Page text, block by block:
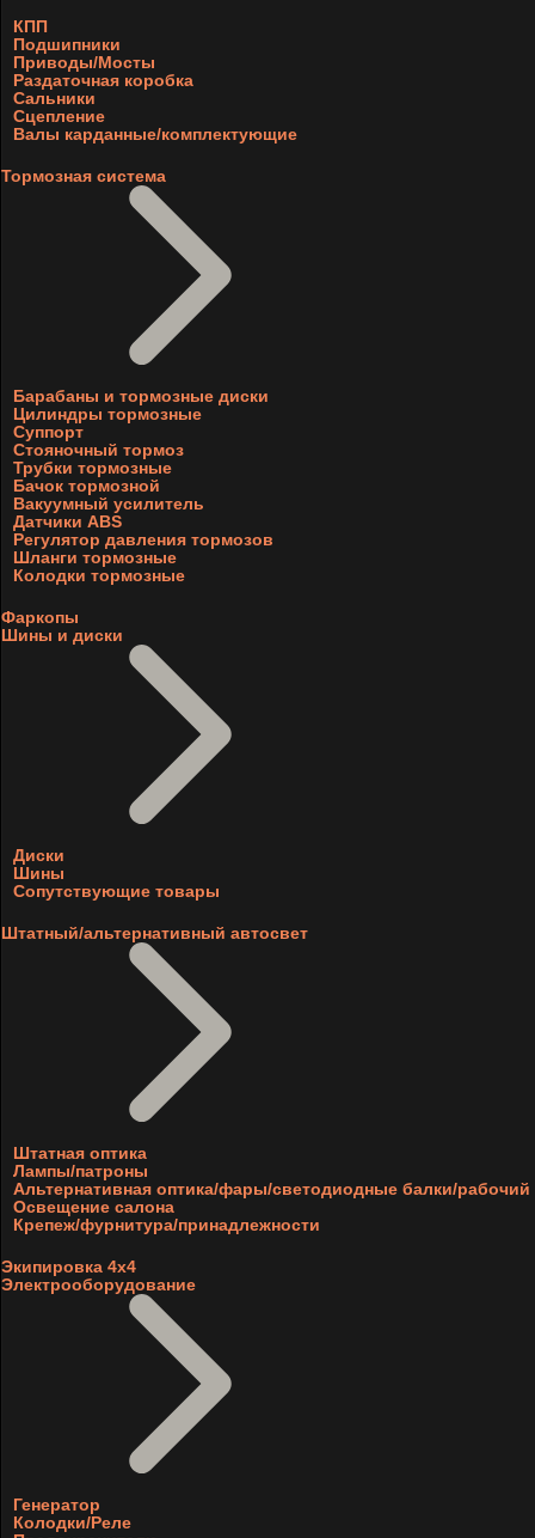
КПП
Подшипники
Приводы/Мосты
Раздаточная коробка
Сальники
Сцепление
Валы карданные/комплектующие
Тормозная система
Барабаны и тормозные диски
Цилиндры тормозные
Суппорт
Стояночный тормоз
Трубки тормозные
Бачок тормозной
Вакуумный усилитель
Датчики ABS
Регулятор давления тормозов
Шланги тормозные
Колодки тормозные
Фаркопы
Шины и диски
Диски
Шины
Сопутствующие товары
Штатный/альтернативный автосвет
Штатная оптика
Лампы/патроны
Альтернативная оптика/фары/светодиодные балки/рабочий
Освещение салона
Крепеж/фурнитура/принадлежности
Экипировка 4х4
Электрооборудование
Генератор
Колодки/Реле